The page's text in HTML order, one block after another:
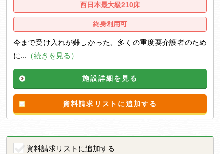
西日本最大級210床
終身利用可
今まで受け入れが難しかった、多くの重度要介護者のため
に... （続きを見る ）
施設詳細を見る
資料請求リストに追加する
資料請求リストに追加する